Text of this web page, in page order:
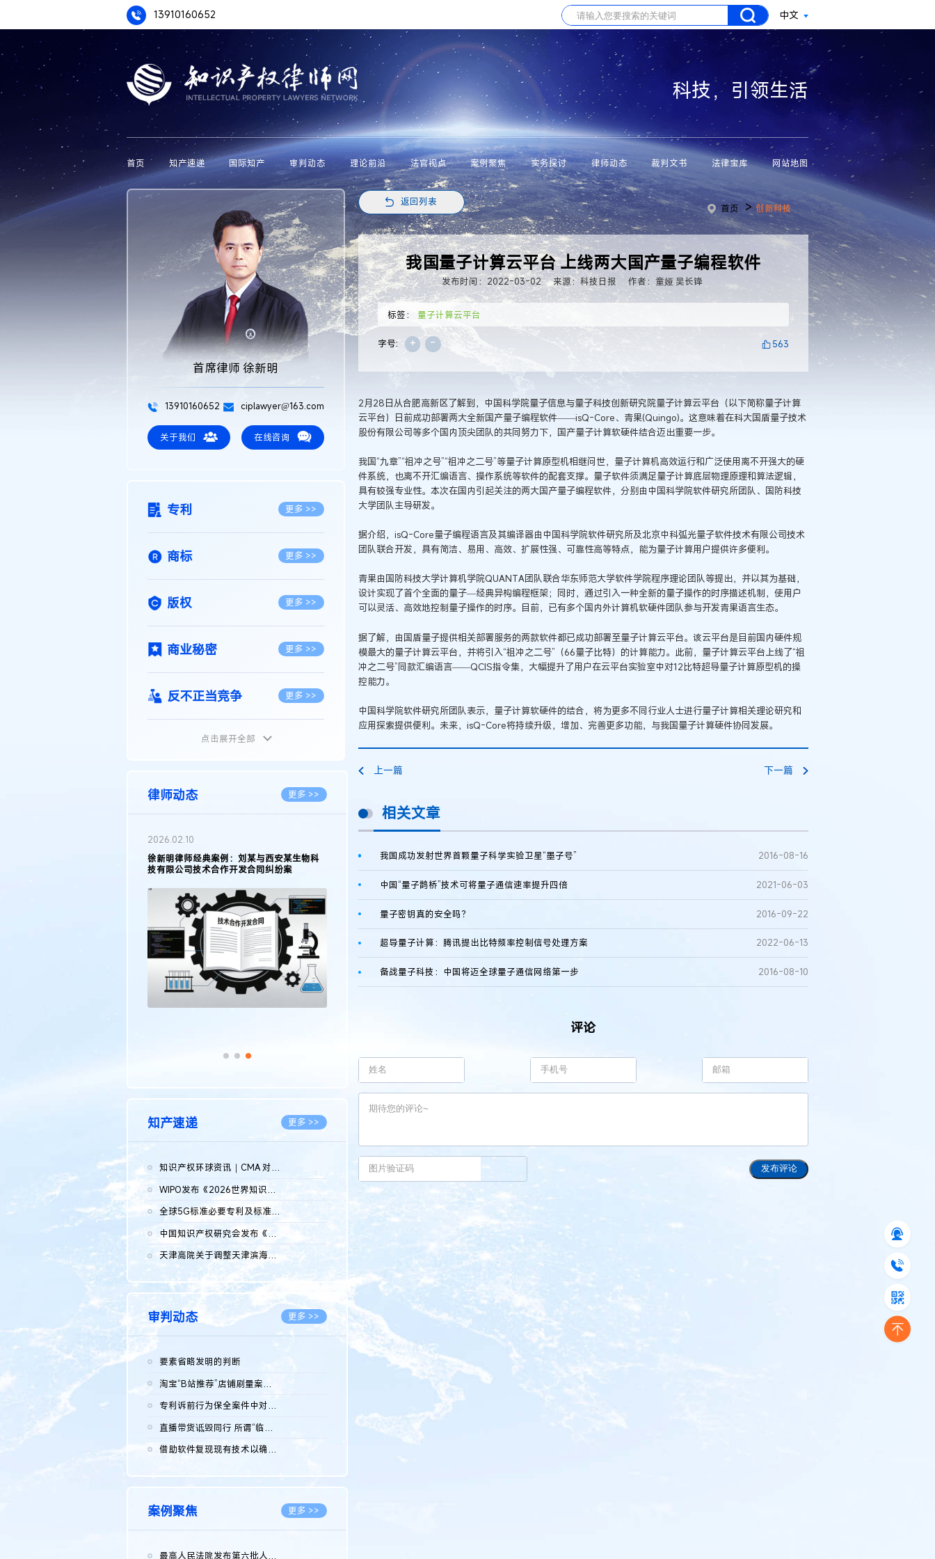
13910160652 中文
科技，引领生活
首页 知产速递 国际知产 审判动态 理论前沿 法官视点 案例聚焦 实务探讨 律师动态 裁判文书 法律宝库 网站地图
首席律师 徐新明
13910160652 ciplawyer@163.com
关于我们 在线咨询
专利 更多 >>
商标 更多 >>
版权 更多 >>
商业秘密 更多 >>
反不正当竞争 更多 >>
植物新品种
地理标志 更多 >>
集成电路布图设计
传统文化 更多 >>
点击展开全部
律师动态 更多 >>
2026.02.10
徐新明律师经典案例：刘某与西安某生物科
技有限公司技术合作开发合同纠纷案
知产速递 更多 >>
知识产权环球资讯｜CMA 对微软发起调查；批量搬运二手平台数据构...
WIPO发布《2026世界知识产权报告》 含报告全文
全球5G标准必要专利及标准提案研究报告（2026年）全文发布
中国知识产权研究会发布《2025年度中国企业海外知识产权纠纷调查...
2026.08.07
天津高院关于调整天津滨海高新技术产业开发区华苑科技园一审普通...
2026.08.07
审判动态 更多 >>
要素省略发明的判断
淘宝“B站推荐”店铺刷量案维持原判，两被告连带赔偿150万元
专利诉前行为保全案件中对仿制药申请人曾作出三类声明的考量及违...
直播带货诋毁同行 所谓“临场发挥”不免责
借助软件复现现有技术以确认相关参数特征是否被公开
案例聚焦 更多 >>
最高人民法院发布第六批人民法院种业知识产权司法保护典型案例 含...
返回列表
首页 >创新科技
我国量子计算云平台 上线两大国产量子编程软件
发布时间：2022-03-02 来源：科技日报 作者：童娅 吴长锋
标签： 量子计算云平台
字号: + - 563
2月28日从合肥高新区了解到，中国科学院量子信息与量子科技创新研究院量子计算云平台（以下简称量子计算
云平台）日前成功部署两大全新国产量子编程软件——isQ-Core、青果(Quingo)。这意味着在科大国盾量子技术
股份有限公司等多个国内顶尖团队的共同努力下，国产量子计算软硬件结合迈出重要一步。
我国“九章”“祖冲之号”“祖冲之二号”等量子计算原型机相继问世，量子计算机高效运行和广泛使用离不开强大的硬
件系统，也离不开汇编语言、操作系统等软件的配套支撑。量子软件须满足量子计算底层物理原理和算法逻辑，
具有较强专业性。本次在国内引起关注的两大国产量子编程软件，分别由中国科学院软件研究所团队、国防科技
大学团队主导研发。
据介绍，isQ-Core量子编程语言及其编译器由中国科学院软件研究所及北京中科弧光量子软件技术有限公司技术
团队联合开发，具有简洁、易用、高效、扩展性强、可靠性高等特点，能为量子计算用户提供许多便利。
青果由国防科技大学计算机学院QUANTA团队联合华东师范大学软件学院程序理论团队等提出，并以其为基础，
设计实现了首个全面的量子—经典异构编程框架；同时，通过引入一种全新的量子操作的时序描述机制，使用户
可以灵活、高效地控制量子操作的时序。目前，已有多个国内外计算机软硬件团队参与开发青果语言生态。
据了解，由国盾量子提供相关部署服务的两款软件都已成功部署至量子计算云平台。该云平台是目前国内硬件规
模最大的量子计算云平台，并将引入“祖冲之二号”（66量子比特）的计算能力。此前，量子计算云平台上线了“祖
冲之二号”同款汇编语言——QCIS指令集，大幅提升了用户在云平台实验室中对12比特超导量子计算原型机的操
控能力。
中国科学院软件研究所团队表示，量子计算软硬件的结合，将为更多不同行业人士进行量子计算相关理论研究和
应用探索提供便利。未来，isQ-Core将持续升级，增加、完善更多功能，与我国量子计算硬件协同发展。
上一篇 下一篇
相关文章
我国成功发射世界首颗量子科学实验卫星“墨子号” 2016-08-16
中国“量子鹊桥”技术可将量子通信速率提升四倍 2021-06-03
量子密钥真的安全吗？ 2016-09-22
超导量子计算：腾讯提出比特频率控制信号处理方案 2022-06-13
备战量子科技：中国将迈全球量子通信网络第一步 2016-08-10
评论
发布评论